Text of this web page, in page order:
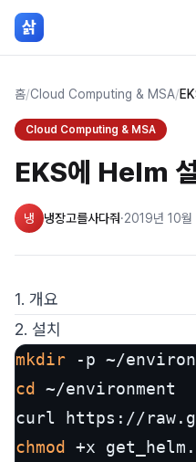
본문 바로가기
삵
홈/Cloud Computing & MSA/
Cloud Computing & MSA
EKS에 Helm
냉 냉장고를사다줘·2019년 10월
1. 개요
2. 설치
mkdir
cd
~/environment
chmod
+x